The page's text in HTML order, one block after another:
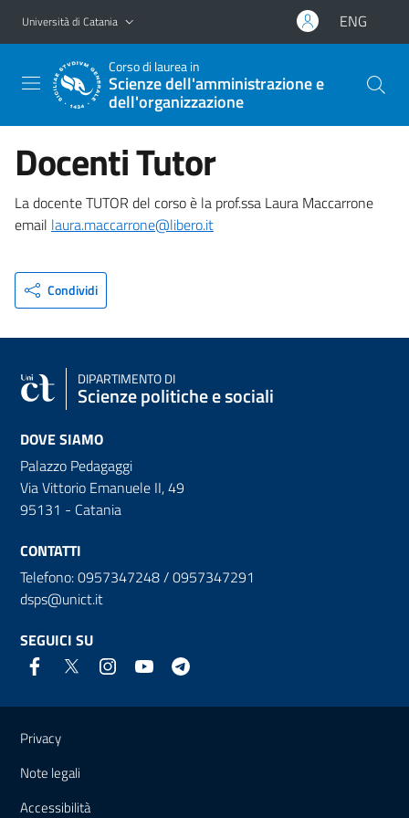
Vai al contenuto principale
Vai al menu di navigazione
Università di Catania ENG
Corso di laurea in
Scienze dell'amministrazione e
dell'organizzazione
Docenti Tutor
La docente TUTOR del corso è la prof.ssa Laura Maccarrone
email laura.maccarrone@libero.it
Condividi
DIPARTIMENTO DI
Scienze politiche e sociali
DOVE SIAMO
Palazzo Pedagaggi
Via Vittorio Emanuele II, 49
95131 - Catania
CONTATTI
Telefono: 0957347248 / 0957347291
dsps@unict.it
SEGUICI SU
Link e informazioni utili
Privacy
Note legali
Accessibilità